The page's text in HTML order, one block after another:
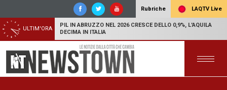
Rubriche LAQTV Live
ULTIM'ORA
PIL IN ABRUZZO NEL 2026 CRESCE DELLO 0,9%, L'AQUILA
DECIMA IN ITALIA